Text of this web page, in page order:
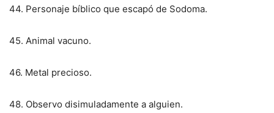
44. Personaje bíblico que escapó de Sodoma.
45. Animal vacuno.
46. Metal precioso.
48. Observo disimuladamente a alguien.